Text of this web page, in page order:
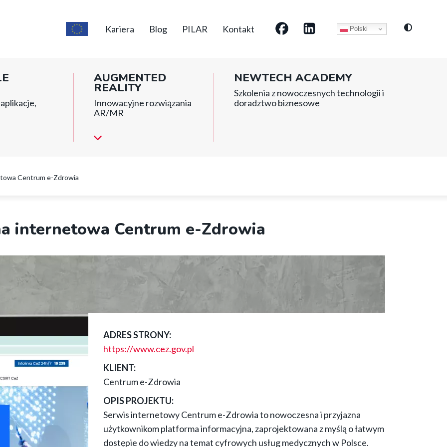
short
Kariera Blog PILAR Kontakt
Social
Polski
AUGMENTED
REALITY
Innowacyjne rozwiązania
AR/MR
NEWTECH ACADEMY
Szkolenia z nowoczesnych technologii i
doradztwo biznesowe
Centrum e-Zdrowia
internetowa Centrum e-Zdrowia
ADRES STRONY:
https://www.cez.gov.pl
KLIENT:
Centrum e-Zdrowia
OPIS PROJEKTU:
Serwis internetowy Centrum e-Zdrowia to nowoczesna i przyjazna
użytkownikom platforma informacyjna, zaprojektowana z myślą o łatwym
dostępie do wiedzy na temat cyfrowych usług medycznych w Polsce.